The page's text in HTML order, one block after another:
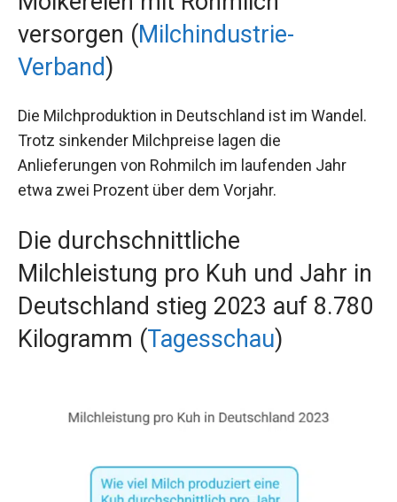
versorgen (Milchindustrie-
Verband)
Die Milchproduktion in Deutschland ist im Wandel.
Trotz sinkender Milchpreise lagen die
Anlieferungen von Rohmilch im laufenden Jahr
etwa zwei Prozent über dem Vorjahr.
Die durchschnittliche
Milchleistung pro Kuh und Jahr in
Deutschland stieg 2023 auf 8.780
Kilogramm (Tagesschau)